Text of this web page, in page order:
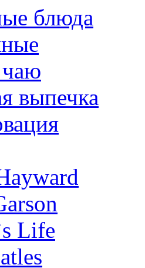
блюда
выпечка
Life